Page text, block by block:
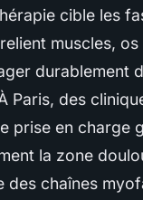
cible les
muscles,
durablement
Paris, des
prise en charge
la zone
des chaînes